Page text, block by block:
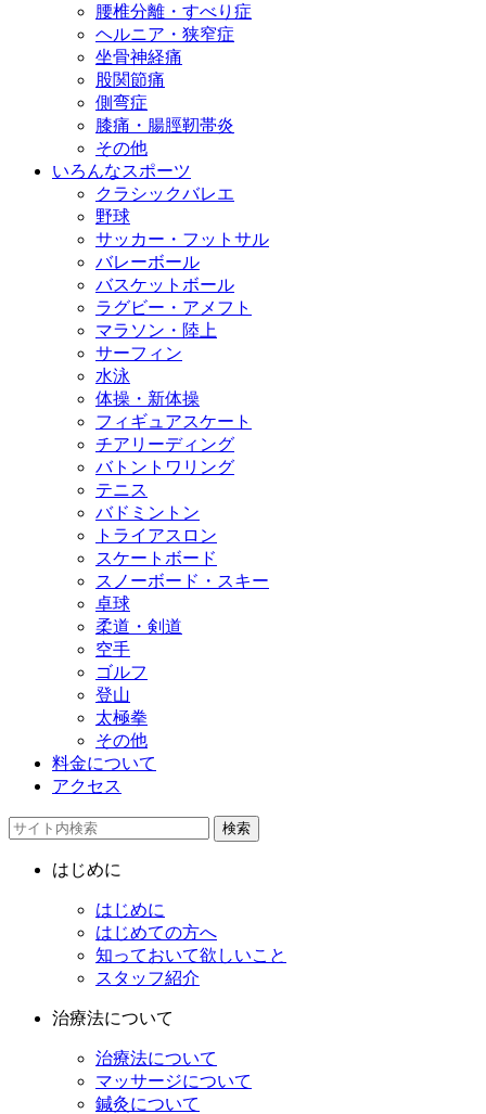
腰椎分離・すべり症
ヘルニア・狭窄症
坐骨神経痛
股関節痛
側弯症
膝痛・腸脛靭帯炎
その他
いろんなスポーツ
クラシックバレエ
野球
サッカー・フットサル
バレーボール
バスケットボール
ラグビー・アメフト
マラソン・陸上
サーフィン
水泳
体操・新体操
フィギュアスケート
チアリーディング
バトントワリング
テニス
バドミントン
トライアスロン
スケートボード
スノーボード・スキー
卓球
柔道・剣道
空手
ゴルフ
登山
太極拳
その他
料金について
アクセス
検索
はじめに
はじめに
はじめての方へ
知っておいて欲しいこと
スタッフ紹介
治療法について
治療法について
マッサージについて
鍼灸について